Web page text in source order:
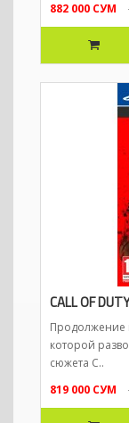
882 000 СУМ
CALL OF
Продолжение
которой
сюжета C..
819 000 СУМ